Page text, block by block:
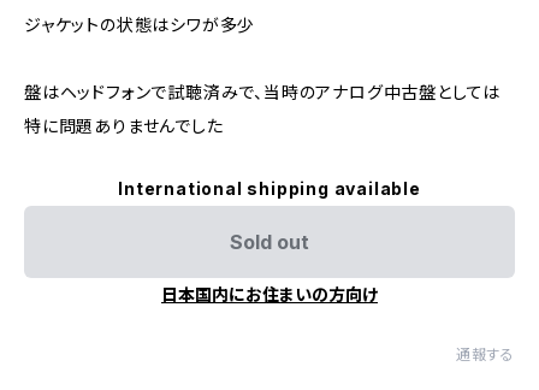
ジャケットの状態はシワが多少
盤はヘッドフォンで試聴済みで、当時のアナログ中古盤としては
特に問題ありませんでした
International shipping available
Sold out
日本国内にお住まいの方向け
通報する